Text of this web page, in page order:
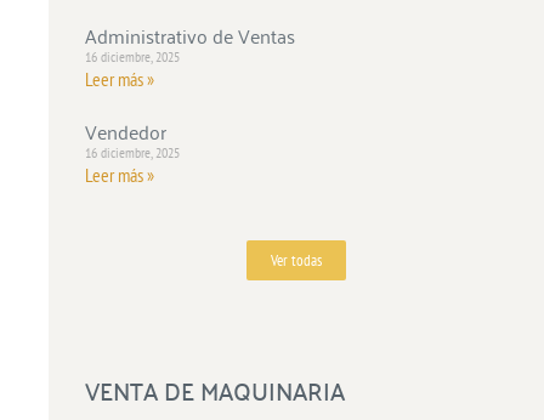
Administrativo de Ventas
16 diciembre, 2025
Leer más »
Vendedor
16 diciembre, 2025
Leer más »
Ver todas
VENTA DE MAQUINARIA